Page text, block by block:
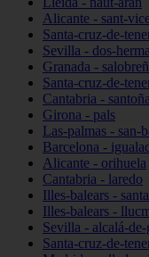
Alicante - sant-
Santa-cruz-de-
Sevilla - dos-
Granada -
Santa-cruz-de-
Cantabria - santoña
Girona - pals
Las-palmas - san-
Barcelona -
Alicante - orihuela
Cantabria - laredo
Illes-balears -
Illes-balears -
Sevilla - alcalá-de-
Santa-cruz-de-